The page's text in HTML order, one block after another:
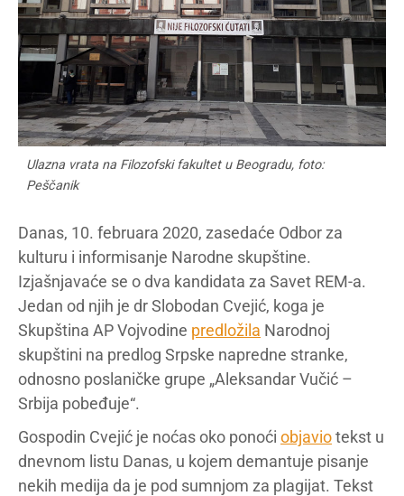
Ulazna vrata na Filozofski fakultet u Beogradu, foto:
Peščanik
Danas, 10. februara 2020, zasedaće Odbor za
kulturu i informisanje Narodne skupštine.
Izjašnjavaće se o dva kandidata za Savet REM-a.
Jedan od njih je dr Slobodan Cvejić, koga je
Skupština AP Vojvodine predložila Narodnoj
skupštini na predlog Srpske napredne stranke,
odnosno poslaničke grupe „Aleksandar Vučić –
Srbija pobeđuje“.
Gospodin Cvejić je noćas oko ponoći objaviotekst u
dnevnom listu Danas, u kojem demantuje pisanje
nekih medija da je pod sumnjom za plagijat. Tekst